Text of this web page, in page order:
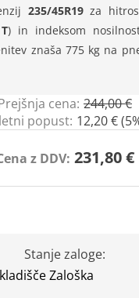
235/45R19za
T) in indeksom
znaša 775 kg na
cena: 244,00 €
popust: 12,20 €
z DDV: 231,80 €
Stanje zaloge:
Zaloška